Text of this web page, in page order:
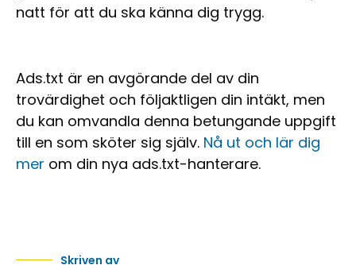
natt för att du ska känna dig trygg.
Ads.txt är en avgörande del av din
trovärdighet och följaktligen din intäkt, men
du kan omvandla denna betungande uppgift
till en som sköter sig själv. Nå ut och lär dig
mer om din nya ads.txt-hanterare.
Skriven av